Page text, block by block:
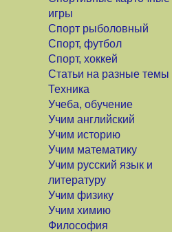
игры
Спорт рыболовный
Спорт, футбол
Спорт, хоккей
Статьи на разные темы
Техника
Учеба, обучение
Учим английский
Учим историю
Учим математику
Учим русский язык и
литературу
Учим физику
Учим химию
Философия